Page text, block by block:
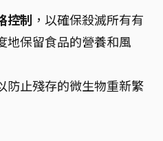
控制 ，以確保殺滅所有有
地保留食品的營養和風
防止殘存的微生物重新繁